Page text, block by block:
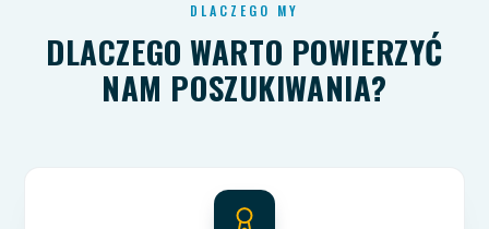
DLACZEGO MY
DLACZEGO WARTO POWIERZYĆ
NAM POSZUKIWANIA?